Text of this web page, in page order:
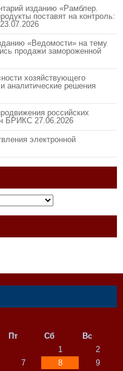
изданию «Рамблер.
поставят на контроль:
23.07.2026
«Ведомости» на тему
продажи замороженной
хозяйствующего
аналитические решения
российских
БРИКС 27.06.2026
электронной
Пт Сб
Вс
1
2
7 8
9